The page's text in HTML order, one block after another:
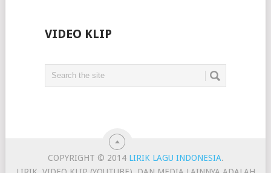
VIDEO KLIP
COPYRIGHT © 2014 LIRIK LAGU INDONESIA.